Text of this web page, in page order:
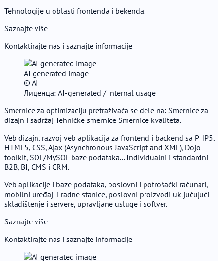
Tehnologije u oblasti frontenda i bekenda.
Saznajte više
Kontaktirajte nas i saznajte informacije
AI generated image
© AI
Лиценца: AI-generated / internal usage
Smernice za optimizaciju pretraživača se dele na: Smernice za
dizajn i sadržaj Tehničke smernice Smernice kvaliteta.
Veb dizajn, razvoj veb aplikacija za frontend i backend sa PHP5,
HTML5, CSS, Ajax (Asynchronous JavaScript and XML), Dojo
toolkit, SQL/MySQL baze podataka... Individualni i standardni
B2B, BI, CMS i CRM.
Veb aplikacije i baze podataka, poslovni i potrošački računari,
mobilni uređaji i radne stanice, poslovni proizvodi uključujući
skladištenje i servere, upravljane usluge i softver.
Saznajte više
Kontaktirajte nas i saznajte informacije